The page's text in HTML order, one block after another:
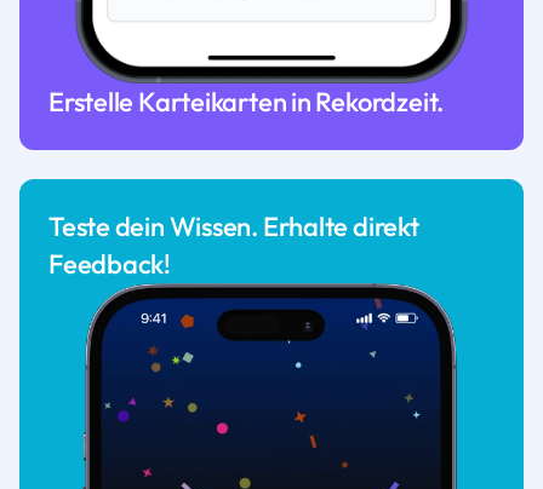
Erstelle Karteikarten in Rekordzeit.
Teste dein Wissen. Erhalte direkt
Feedback!